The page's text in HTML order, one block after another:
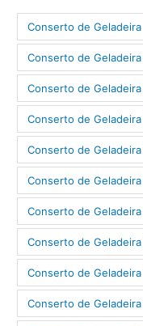
Conserto de Geladeira
Conserto de
Conserto de
Conserto de Geladeira
Conserto de
Conserto de
Conserto de
Conserto de Geladeira
Conserto de
Conserto de